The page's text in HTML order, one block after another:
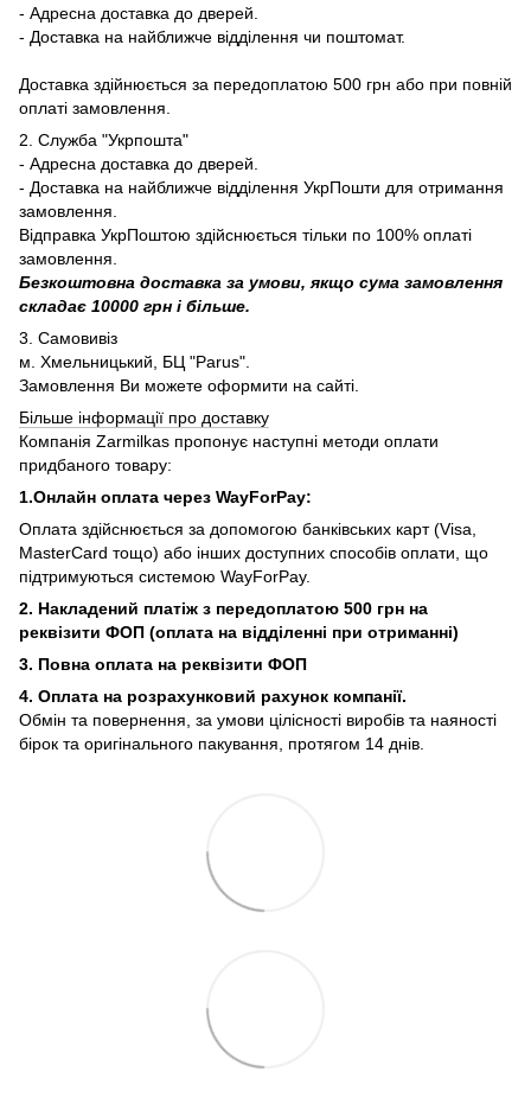
- Адресна доставка до дверей.
- Доставка на найближче відділення чи поштомат.
Доставка здійнюється за передоплатою 500 грн або при повній
оплаті замовлення.
2. Служба "Укрпошта"
- Адресна доставка до дверей.
- Доставка на найближче відділення УкрПошти для отримання
замовлення.
Відправка УкрПоштою здійснюється тільки по 100% оплаті
замовлення.
Безкоштовна доставка за умови, якщо сума замовлення
складає 10000 грн і більше.
3. Самовивіз
м. Хмельницький, БЦ "Parus".
Замовлення Ви можете оформити на сайті.
Більше інформації про доставку
Компанія Zarmilkas пропонує наступні методи оплати
придбаного товару:
1.Онлайн оплата через WayForPay:
Оплата здійснюється за допомогою банківських карт (Visa,
MasterCard тощо) або інших доступних способів оплати, що
підтримуються системою WayForPay.
2. Накладений платіж з передоплатою 500 грн на
реквізити ФОП (оплата на відділенні при отриманні)
3. Повна оплата на реквізити ФОП
4. Оплата на розрахунковий рахунок компанії.
Обмін та повернення, за умови цілісності виробів та наяності
бірок та оригінального пакування, протягом 14 днів.